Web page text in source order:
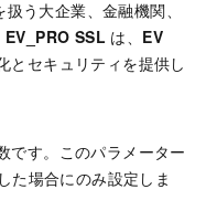
う大企業、金融機関、
EV_PRO SSL は、 EV
とセキュリティを提供し
です。このパラメーター
た場合にのみ設定しま